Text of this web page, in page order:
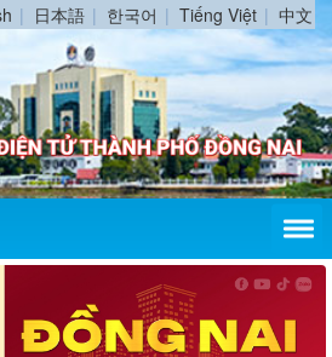
日本語 한국어 Tiếng Việt 中文